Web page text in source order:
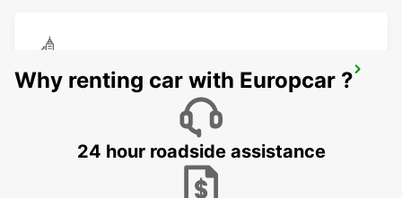
DIJON CAP NORD
DIJON - FRANCE
Why renting car with Europcar ?
24 hour roadside assistance